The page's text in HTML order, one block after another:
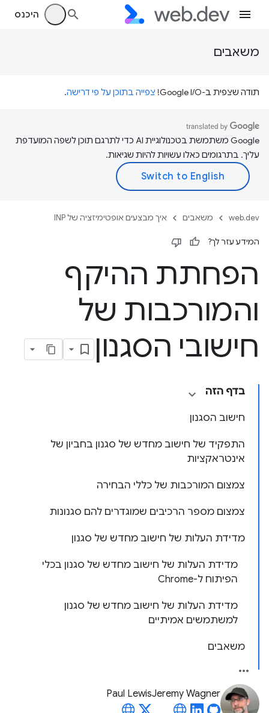
היכנס
משאבים
תודה שצפית ב-Google I/O! צפייה בתוכן על פי דרישה.
‫Google משתמשת בטכנולוגיית AI כדי לתרגם תוכן לשפה המועדפת
עליך. בתרגומים כאלו עשויות להיות שגיאות.
web.dev משאבים איך מבצעים אופטימיזציה של INP
המידע עזר לך?
הפחתת ההיקף
והמורכבות של
חישובי הסגנון
בדף הזה
חישוב הסגנון
התפקיד של חישוב מחדש של סגנון בחביון של
אינטראקציות
צמצום המורכבות של כללי הבחירה
צמצום מספר הרכיבים שמוגדרים להם סגנונות
מדידת העלות של חישוב מחדש של סגנון
מדידת העלות של חישוב מחדש של סגנון בכלי
הפיתוח ל-Chrome
מדידת העלות של חישוב מחדש של סגנון
למשתמשים אמיתיים
משאבים
Jeremy Wagner
Paul Lewis